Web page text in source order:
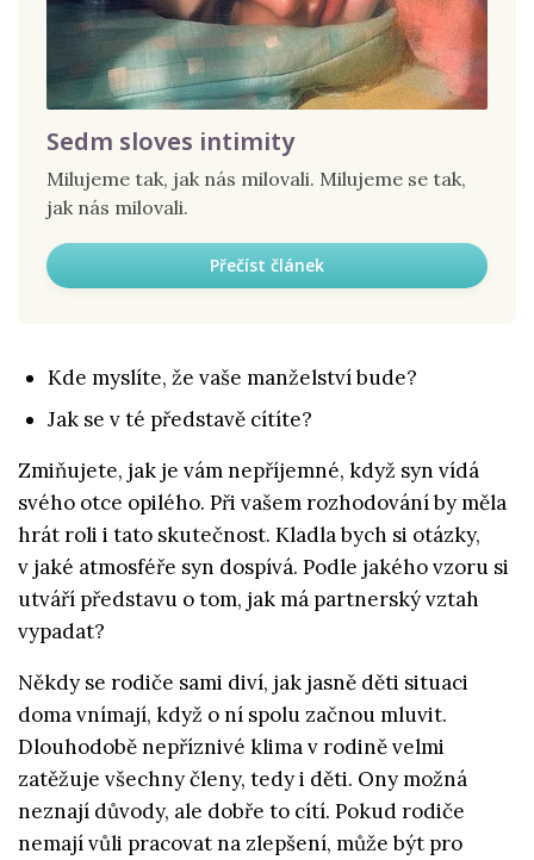
Sedm sloves intimity
Milujeme tak, jak nás milovali. Milujeme se tak,
jak nás milovali.
Přečíst článek
Kde myslíte, že vaše manželství bude?
Jak se v té představě cítíte?
Zmiňujete, jak je vám nepříjemné, když syn vídá
svého otce opilého. Při vašem rozhodování by měla
hrát roli i tato skutečnost. Kladla bych si otázky,
v jaké atmosféře syn dospívá. Podle jakého vzoru si
utváří představu o tom, jak má partnerský vztah
vypadat?
Někdy se rodiče sami diví, jak jasně děti situaci
doma vnímají, když o ní spolu začnou mluvit.
Dlouhodobě nepříznivé klima v rodině velmi
zatěžuje všechny členy, tedy i děti. Ony možná
neznají důvody, ale dobře to cítí. Pokud rodiče
nemají vůli pracovat na zlepšení, může být pro